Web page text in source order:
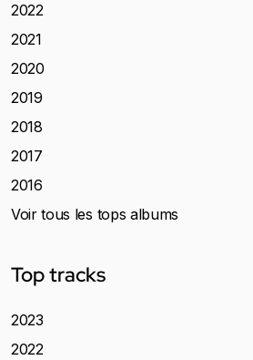
2022
2021
2020
2019
2018
2017
2016
Voir tous les tops albums
Top tracks
2023
2022